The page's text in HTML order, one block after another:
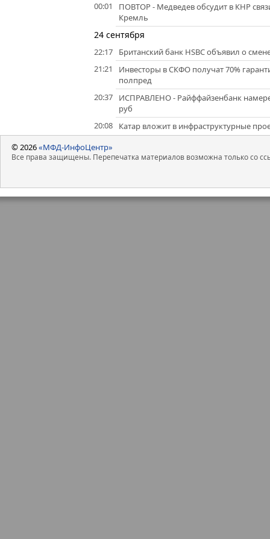
00:01
ПОВТОР - Медведев обсудит в КНР
Кремль
24 сентября
22:17
Британский банк HSBC объявил о
21:21
Инвесторы в СКФО получат 70%
полпред
20:37
ИСПРАВЛЕНО - Райффайзенбанк
руб
20:08
Катар вложит в инфраструктурные
© 2026«МФД-ИнфоЦентр»
Все права защищены. Перепечатка материалов возможна только со